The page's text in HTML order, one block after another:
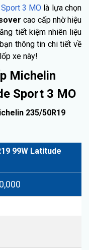
3 MO là lựa chọn
cao cấp nhờ hiệu
tiết kiệm nhiên liệu
thông tin chi tiết về
xe này!
Michelin
Sport 3 MO
235/50R19
99W Latitude